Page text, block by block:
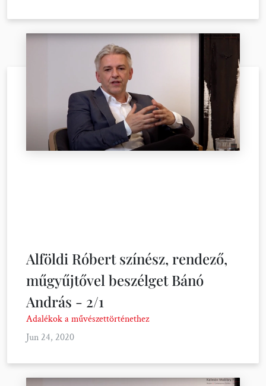
Alföldi Róbert színész, rendező,
műgyűjtővel beszélget Bánó
András - 2/1
Adalékok a művészettörténethez
Jun 24, 2020